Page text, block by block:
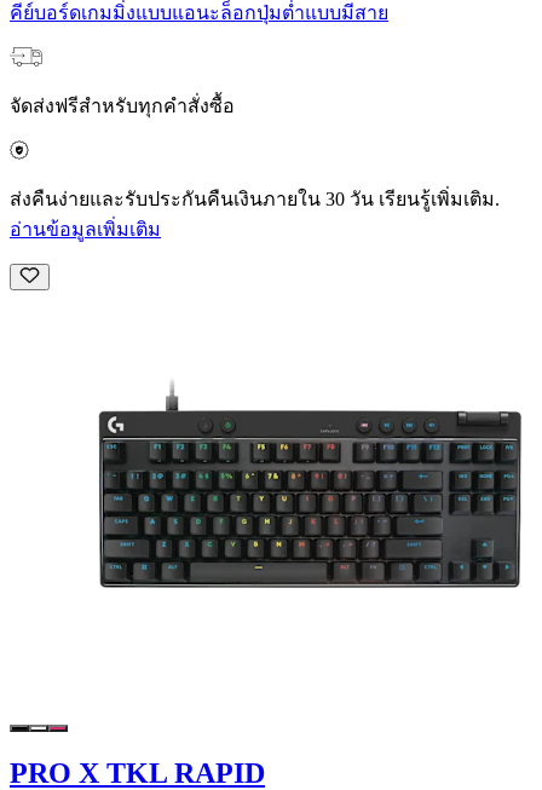
คีย์บอร์ดเกมมิ่งแบบแอนะล็อกปุ่มต่ำแบบมีสาย
จัดส่งฟรีสำหรับทุกคำสั่งซื้อ
ส่งคืนง่ายและรับประกันคืนเงินภายใน 30 วัน เรียนรู้เพิ่มเติม.
อ่านข้อมูลเพิ่มเติม
PRO X TKL RAPID